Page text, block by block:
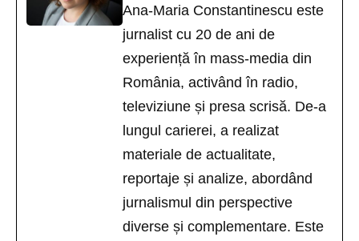
Ana-Maria Constantinescu este
jurnalist cu 20 de ani de
experiență în mass-media din
România, activând în radio,
televiziune și presa scrisă. De-a
lungul carierei, a realizat
materiale de actualitate,
reportaje și analize, abordând
jurnalismul din perspective
diverse și complementare. Este